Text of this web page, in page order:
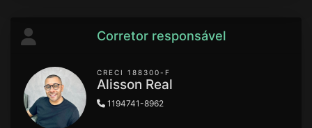
Corretor responsável
CRECI 188300-F
Alisson Real
1194741-8962